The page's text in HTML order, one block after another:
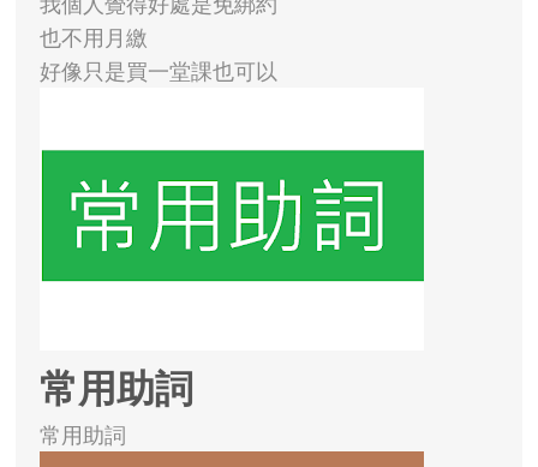
也不用月繳
好像只是買一堂課也可以
常用助詞
常用助詞